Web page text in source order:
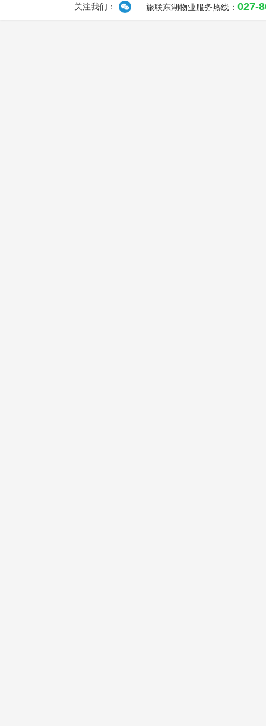
关注我们： 旅联东湖物业服务热线： 027-